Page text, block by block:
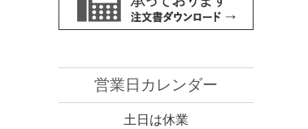
営業日カレンダー
土日は休業